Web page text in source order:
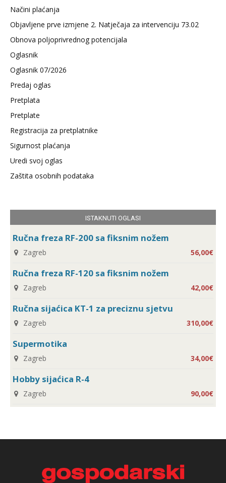
Načini plaćanja
Objavljene prve izmjene 2. Natječaja za intervenciju 73.02
Obnova poljoprivrednog potencijala
Oglasnik
Oglasnik 07/2026
Predaj oglas
Pretplata
Pretplate
Registracija za pretplatnike
Sigurnost plaćanja
Uredi svoj oglas
Zaštita osobnih podataka
ISTAKNUTI OGLASI
Ručna freza RF-200 sa fiksnim nožem
Zagreb 56,00€
Ručna freza RF-120 sa fiksnim nožem
Zagreb 42,00€
Ručna sijaćica KT-1 za preciznu sjetvu
Zagreb 310,00€
Supermotika
Zagreb 34,00€
Hobby sijaćica R-4
Zagreb 90,00€